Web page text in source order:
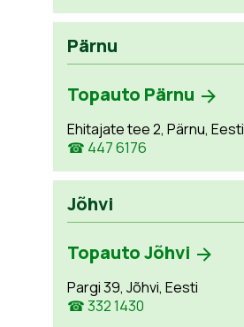
Pärnu
Topauto Pärnu
Ehitajate tee 2, Pärnu, Eesti
☎ 447 6176
Jõhvi
Topauto Jõhvi
Pargi 39, Jõhvi, Eesti
☎ 332 1430